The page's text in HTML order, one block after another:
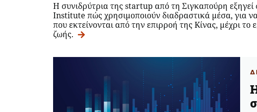
Η συνιδρύτρια της startup από τη Σιγκαπούρη
Institute πώς χρησιμοποιούν διαδραστικά μέσα, για
που εκτείνονται από την επιρροή της Κίνας, μέχρι το
ζωής.